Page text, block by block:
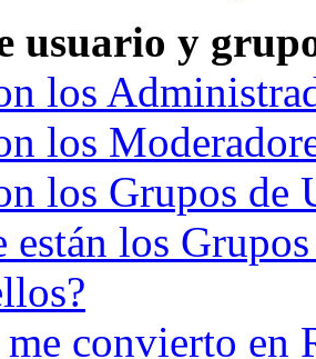
usuario y
los
los
los Grupos de
están los
convierto en